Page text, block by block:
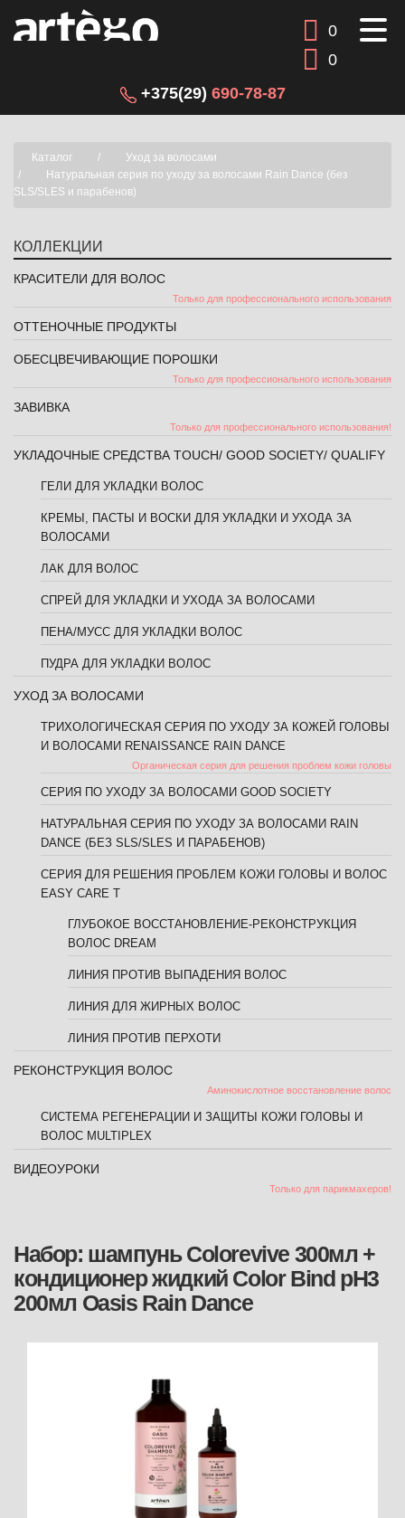
0
0
+375(29) 690-78-87
Каталог
Уход за волосами
Натуральная серия по уходу за волосами Rain Dance (без
SLS/SLES и парабенов)
КОЛЛЕКЦИИ
КРАСИТЕЛИ ДЛЯ ВОЛОС
Только для профессионального использования
ОТТЕНОЧНЫЕ ПРОДУКТЫ
ОБЕСЦВЕЧИВАЮЩИЕ ПОРОШКИ
Только для профессионального использования
ЗАВИВКА
Только для профессионального использования!
УКЛАДОЧНЫЕ СРЕДСТВА TOUCH/ GOOD SOCIETY/ QUALIFY
ГЕЛИ ДЛЯ УКЛАДКИ ВОЛОС
КРЕМЫ, ПАСТЫ И ВОСКИ ДЛЯ УКЛАДКИ И УХОДА ЗА
ВОЛОСАМИ
ЛАК ДЛЯ ВОЛОС
СПРЕЙ ДЛЯ УКЛАДКИ И УХОДА ЗА ВОЛОСАМИ
ПЕНА/МУСС ДЛЯ УКЛАДКИ ВОЛОС
ПУДРА ДЛЯ УКЛАДКИ ВОЛОС
УХОД ЗА ВОЛОСАМИ
ТРИХОЛОГИЧЕСКАЯ СЕРИЯ ПО УХОДУ ЗА КОЖЕЙ ГОЛОВЫ
И ВОЛОСАМИ RENAISSANCE RAIN DANCE
Органическая серия для решения проблем кожи головы
СЕРИЯ ПО УХОДУ ЗА ВОЛОСАМИ GOOD SOCIETY
НАТУРАЛЬНАЯ СЕРИЯ ПО УХОДУ ЗА ВОЛОСАМИ RAIN
DANCE (БЕЗ SLS/SLES И ПАРАБЕНОВ)
СЕРИЯ ДЛЯ РЕШЕНИЯ ПРОБЛЕМ КОЖИ ГОЛОВЫ И ВОЛОС
EASY CARE T
ГЛУБОКОЕ ВОССТАНОВЛЕНИЕ-РЕКОНСТРУКЦИЯ
ВОЛОС DREAM
ЛИНИЯ ПРОТИВ ВЫПАДЕНИЯ ВОЛОС
ЛИНИЯ ДЛЯ ЖИРНЫХ ВОЛОС
ЛИНИЯ ПРОТИВ ПЕРХОТИ
РЕКОНСТРУКЦИЯ ВОЛОС
Аминокислотное восстановление волос
СИСТЕМА РЕГЕНЕРАЦИИ И ЗАЩИТЫ КОЖИ ГОЛОВЫ И
ВОЛОС MULTIPLEX
ВИДЕОУРОКИ
Только для парикмахеров!
Набор: шампунь Colorevive 300мл +
кондиционер жидкий Color Bind pH3
200мл Oasis Rain Dance